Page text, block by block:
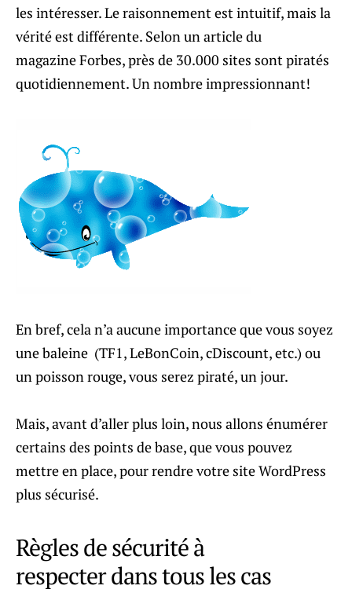
les intéresser. Le raisonnement est intuitif, mais la
vérité est différente. Selon un article du
magazine Forbes, près de 30.000 sites sont piratés
quotidiennement. Un nombre impressionnant!
En bref, cela n’a aucune importance que vous soyez
une baleine (TF1, LeBonCoin, cDiscount, etc.) ou
un poisson rouge, vous serez piraté, un jour.
Mais, avant d’aller plus loin, nous allons énumérer
certains des points de base, que vous pouvez
mettre en place, pour rendre votre site WordPress
plus sécurisé.
Règles de sécurité à
respecter dans tous les cas